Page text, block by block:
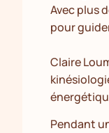
Avec plus
pour
Claire
Pendant